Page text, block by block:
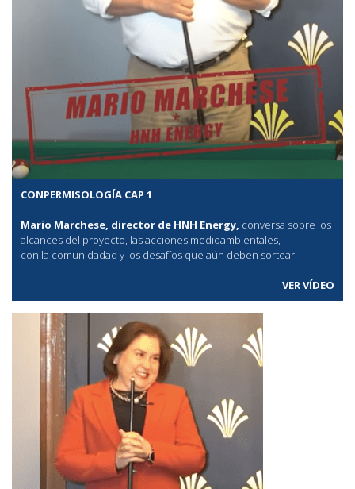
CONPERMISOLOGÍA CAP 1
Mario Marchese, director de HNH Energy, conversa sobre los
alcances del proyecto, las acciones medioambientales,
con la comunidadad y los desafíos que aún deben sortear.
VER VÍDEO